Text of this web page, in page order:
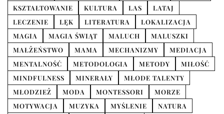
KSZTAŁTOWANIE
KULTURA LAS
LATAJ
LECZENIE
LĘK LITERATURA
LOKALIZACJA
MAGIA
MAGIA ŚWIĄT MALUCH
MALUSZKI
MAŁŻEŃSTWO
MAMA MECHANIZMY
MEDIACJA
MENTALNOŚĆ
METODOLOGIA METODY
MIŁOŚĆ
MINDFULNESS
MINERAŁY
MŁODE TALENTY
MŁODZIEŻ
MODA MONTESSORI
MORZE
MOTYWACJA
MUZYKA MYŚLENIE
NATURA